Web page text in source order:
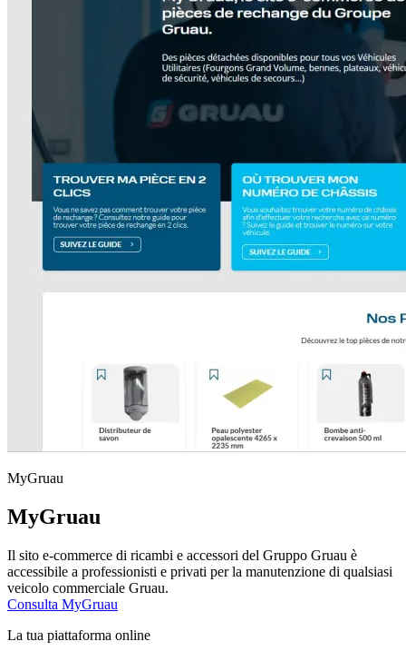
MyGruau
MyGruau
Il sito e-commerce di ricambi e accessori del Gruppo Gruau è
accessibile a professionisti e privati per la manutenzione di qualsiasi
veicolo commerciale Gruau.
Consulta MyGruau
La tua piattaforma online